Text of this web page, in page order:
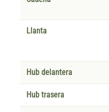
Llanta
Hub delantera
Hub trasera